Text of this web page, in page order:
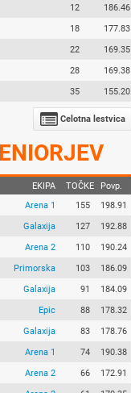
12
186.46
18
177.83
22
169.35
28
169.38
35 155.20
Celotna lestvica
EKIPA TOČKE
Povp.
Arena 1 155
198.91
Galaxija 127
192.88
Arena 2 110
190.24
Primorska 103
186.09
Galaxija 91
184.09
Epic 88
178.32
Galaxija 83
178.76
Arena 1 74
190.38
Arena 2 66
172.91